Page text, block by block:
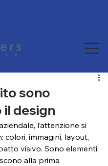
sono
design
l’attenzione si
colori, immagini, layout,
visivo. Sono elementi
alla prima